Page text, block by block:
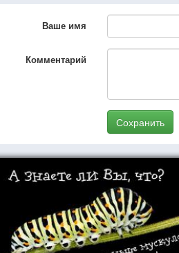
Ваше имя
Комментарий
Сохранить